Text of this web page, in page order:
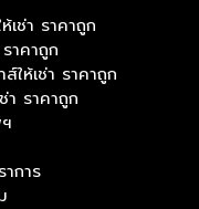
เช่า ราคาถูก
าคาถูก
ส์ให้เช่า ราคาถูก
า ราคาถูก
การ